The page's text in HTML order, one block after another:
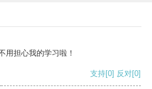
用担心我的学习啦！
支持[0] 反对[0]